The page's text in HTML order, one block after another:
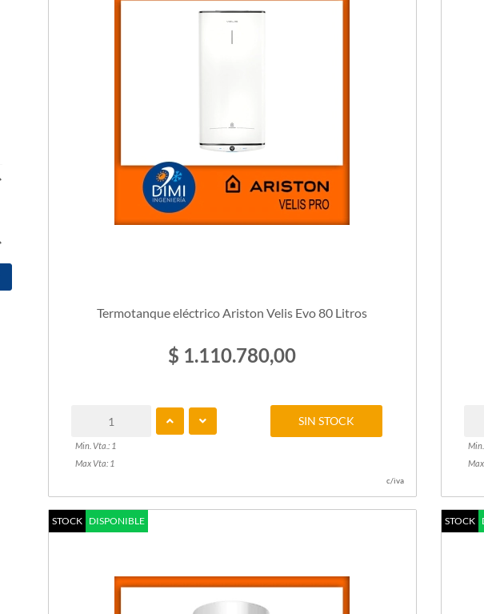
Termotanque eléctrico Ariston Velis Evo 80 Litros
$ 1.110.780,00
Min. Vta.: 1
Max Vta: 1
SIN STOCK
c/iva
STOCK DISPONIBLE STOCK